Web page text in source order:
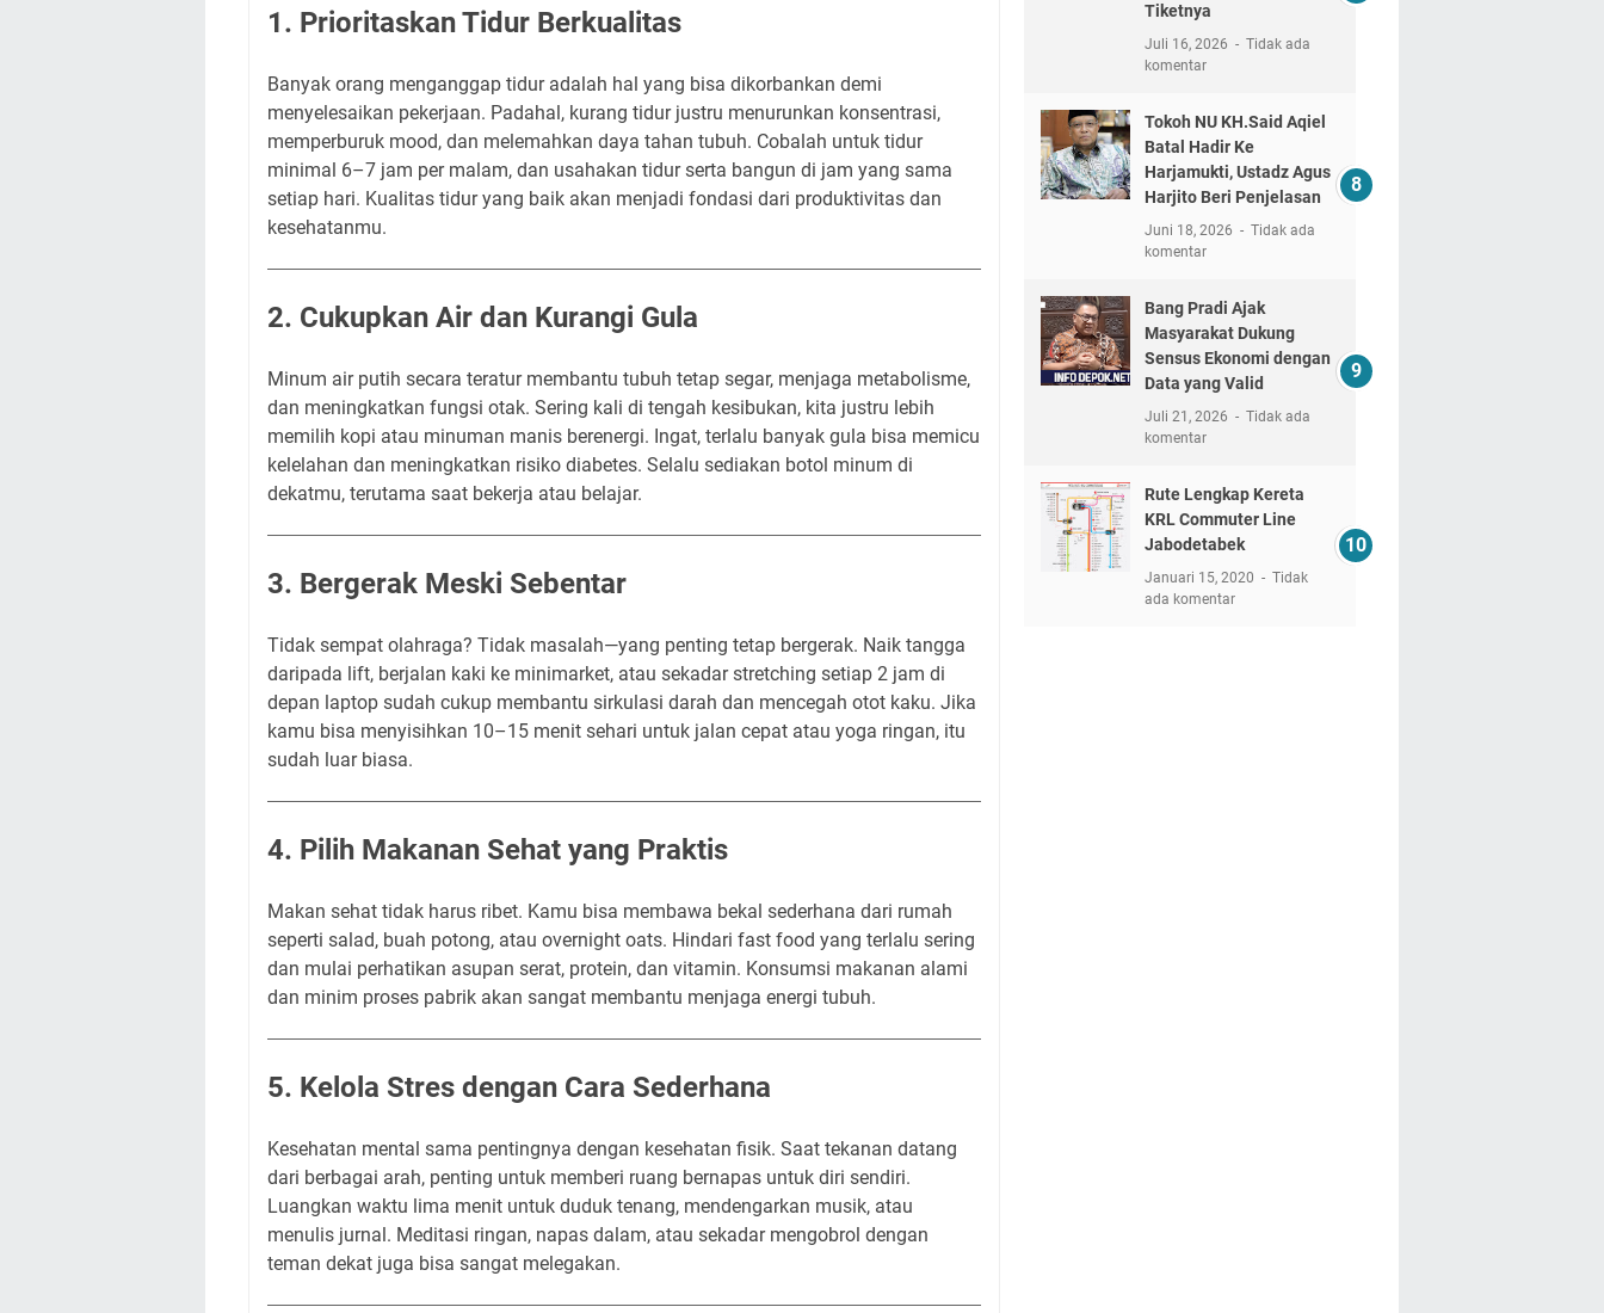
1. Prioritaskan Tidur Berkualitas
Banyak orang menganggap tidur adalah hal yang bisa dikorbankan demi
menyelesaikan pekerjaan. Padahal, kurang tidur justru menurunkan konsentrasi,
memperburuk mood, dan melemahkan daya tahan tubuh. Cobalah untuk tidur
minimal 6–7 jam per malam, dan usahakan tidur serta bangun di jam yang sama
setiap hari. Kualitas tidur yang baik akan menjadi fondasi dari produktivitas dan
kesehatanmu.
2. Cukupkan Air dan Kurangi Gula
Minum air putih secara teratur membantu tubuh tetap segar, menjaga metabolisme,
dan meningkatkan fungsi otak. Sering kali di tengah kesibukan, kita justru lebih
memilih kopi atau minuman manis berenergi. Ingat, terlalu banyak gula bisa memicu
kelelahan dan meningkatkan risiko diabetes. Selalu sediakan botol minum di
dekatmu, terutama saat bekerja atau belajar.
3. Bergerak Meski Sebentar
Tidak sempat olahraga? Tidak masalah—yang penting tetap bergerak. Naik tangga
daripada lift, berjalan kaki ke minimarket, atau sekadar stretching setiap 2 jam di
depan laptop sudah cukup membantu sirkulasi darah dan mencegah otot kaku. Jika
kamu bisa menyisihkan 10–15 menit sehari untuk jalan cepat atau yoga ringan, itu
sudah luar biasa.
4. Pilih Makanan Sehat yang Praktis
Makan sehat tidak harus ribet. Kamu bisa membawa bekal sederhana dari rumah
seperti salad, buah potong, atau overnight oats. Hindari fast food yang terlalu sering
dan mulai perhatikan asupan serat, protein, dan vitamin. Konsumsi makanan alami
dan minim proses pabrik akan sangat membantu menjaga energi tubuh.
5. Kelola Stres dengan Cara Sederhana
Kesehatan mental sama pentingnya dengan kesehatan fisik. Saat tekanan datang
dari berbagai arah, penting untuk memberi ruang bernapas untuk diri sendiri.
Luangkan waktu lima menit untuk duduk tenang, mendengarkan musik, atau
menulis jurnal. Meditasi ringan, napas dalam, atau sekadar mengobrol dengan
teman dekat juga bisa sangat melegakan.
Tiketnya
Juli 16, 2026
Tidak ada
komentar
Tokoh NU KH.Said Aqiel
Batal Hadir Ke
Harjamukti, Ustadz Agus
Harjito Beri Penjelasan
Juni 18, 2026
Tidak ada
komentar
Bang Pradi Ajak
Masyarakat Dukung
Sensus Ekonomi dengan
Data yang Valid
Juli 21, 2026
Tidak ada
komentar
Rute Lengkap Kereta
KRL Commuter Line
Jabodetabek
Januari 15, 2020
Tidak
ada komentar